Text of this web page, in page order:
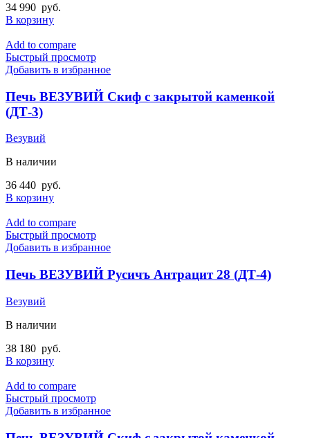
34 990 руб.
В корзину
Add to compare
Быстрый просмотр
Добавить в избранное
Печь ВЕЗУВИЙ Скиф с закрытой каменкой
(ДТ-3)
Везувий
В наличии
36 440 руб.
В корзину
Add to compare
Быстрый просмотр
Добавить в избранное
Печь ВЕЗУВИЙ Русичъ Антрацит 28 (ДТ-4)
Везувий
В наличии
38 180 руб.
В корзину
Add to compare
Быстрый просмотр
Добавить в избранное